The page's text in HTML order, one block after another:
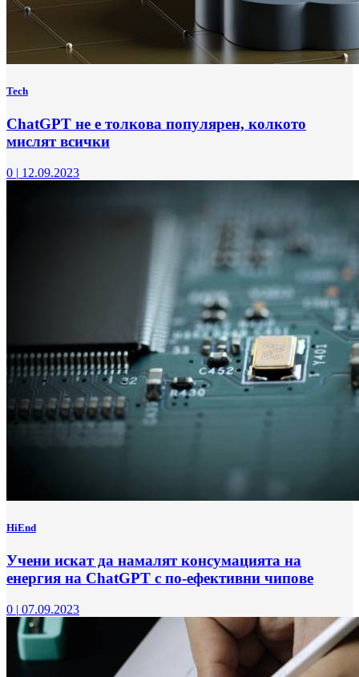
Tech
ChatGPT не е толкова популярен, колкото
мислят всички
0 | 12.09.2023
HiEnd
Учени искат да намалят консумацията на
енергия на ChatGPT с по-ефективни чипове
0 | 07.09.2023